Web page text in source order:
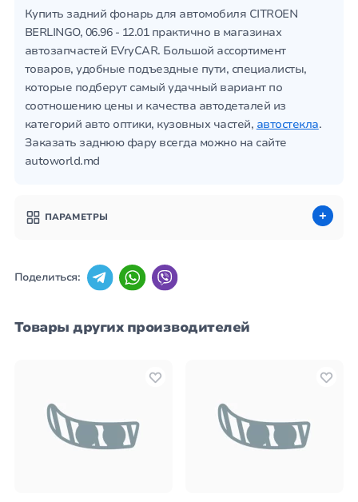
Купить задний фонарь для автомобиля CITROEN
BERLINGO, 06.96 - 12.01 практично в магазинах
автозапчастей EVryCAR. Большой ассортимент
товаров, удобные подъездные пути, специалисты,
которые подберут самый удачный вариант по
соотношению цены и качества автодеталей из
категорий авто оптики, кузовных частей, автостекла.
Заказать заднюю фару всегда можно на сайте
autoworld.md
ПАРАМЕТРЫ
Поделиться:
Товары других производителей